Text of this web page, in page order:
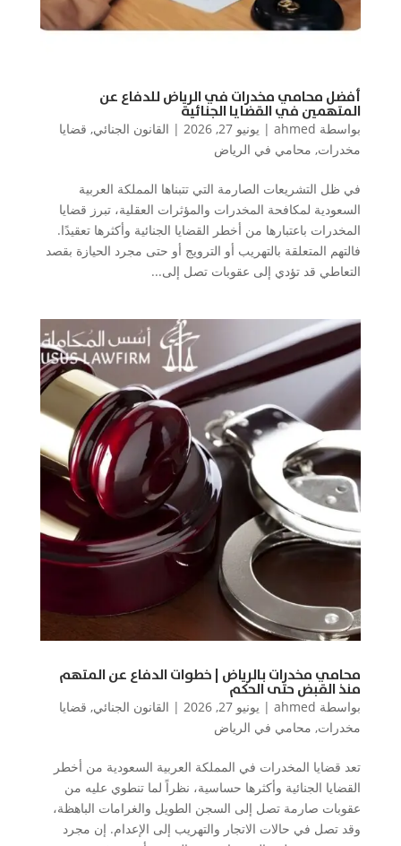
أفضل محامي مخدرات في الرياض للدفاع عن
المتهمين في القضايا الجنائية
بواسطة ahmed
| يونيو 27, 2026 | القانون الجنائي, قضايا
مخدرات, محامي في الرياض
في ظل التشريعات الصارمة التي تتبناها المملكة العربية
السعودية لمكافحة المخدرات والمؤثرات العقلية، تبرز قضايا
المخدرات باعتبارها من أخطر القضايا الجنائية وأكثرها تعقيدًا.
فالتهم المتعلقة بالتهريب أو الترويج أو حتى مجرد الحيازة بقصد
التعاطي قد تؤدي إلى عقوبات تصل إلى...
محامي مخدرات بالرياض | خطوات الدفاع عن المتهم
منذ القبض حتى الحكم
بواسطة ahmed
| يونيو 27, 2026 | القانون الجنائي, قضايا
مخدرات, محامي في الرياض
تعد قضايا المخدرات في المملكة العربية السعودية من أخطر
القضايا الجنائية وأكثرها حساسية، نظراً لما تنطوي عليه من
عقوبات صارمة تصل إلى السجن الطويل والغرامات الباهظة،
وقد تصل في حالات الاتجار والتهريب إلى الإعدام. إن مجرد